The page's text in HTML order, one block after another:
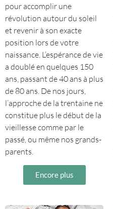
pour accomplir une
révolution autour du soleil
et revenir à son exacte
position lors de votre
naissance. L’espérance de vie
a doublé en quelques 150
ans, passant de 40 ans à plus
de 80 ans. De nos jours,
l’approche de la trentaine ne
constitue plus le début de la
vieillesse comme par le
passé, ou même nos grands-
parents.
Encore plus